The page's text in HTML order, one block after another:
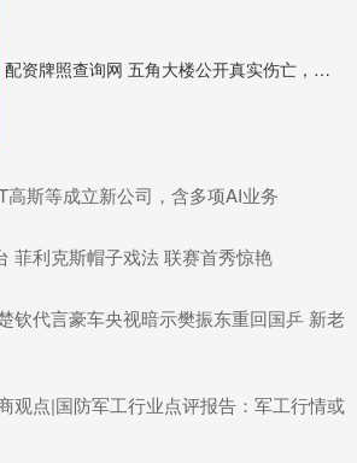
配资牌照查询网 五角大楼公开真实伤亡，对伊行动伤亡642人，特朗普担心的事发生
高斯等成立新公司，含多项AI业务
菲利克斯帽子戏法 联赛首秀惊艳
钦代言豪车央视暗示樊振东重回国乒 新老
观点|国防军工行业点评报告：军工行情或